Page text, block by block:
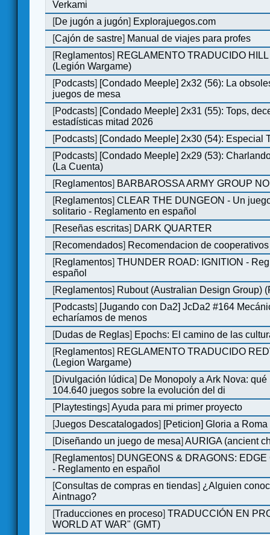
Verkami
[De jugón a jugón] Explorajuegos.com
[Cajón de sastre] Manual de viajes para profes
[Reglamentos] REGLAMENTO TRADUCIDO
(Legión Wargame)
[Podcasts] [Condado Meeple] 2x32 (56): La
juegos de mesa
[Podcasts] [Condado Meeple] 2x31 (55): Tops,
estadísticas mitad 2026
[Podcasts] [Condado Meeple] 2x30 (54): Especial
[Podcasts] [Condado Meeple] 2x29 (53):
(La Cuenta)
[Reglamentos] BARBAROSSA ARMY GROUP
[Reglamentos]CLEAR THE DUNGEON - Un
solitario - Reglamento en español
[Reseñas escritas] DARK QUARTER
[Recomendados] Recomendacion de
[Reglamentos]THUNDER ROAD: IGNITION -
español
[Reglamentos] Rubout (Australian Design Group)
[Podcasts] [Jugando con Da2] JcDa2 #164
echaríamos de menos
[Dudas de Reglas] Epochs: El camino de las
[Reglamentos] REGLAMENTO TRADUCIDO
(Legion Wargame)
[Divulgación lúdica] De Monopoly a Ark Nova:
104.640 juegos sobre la evolución del di
[Playtestings]Ayuda para mi primer proyecto
[Juegos Descatalogados] [Peticion] Gloria a Roma
[Diseñando un juego de mesa]AURIGA (ancient
[Reglamentos] DUNGEONS & DRAGONS:
- Reglamento en español
[Consultas de compras en tiendas] ¿Alguien
Aintnago?
[Traducciones en proceso]TRADUCCIÓN EN
WORLD AT WAR" (GMT)